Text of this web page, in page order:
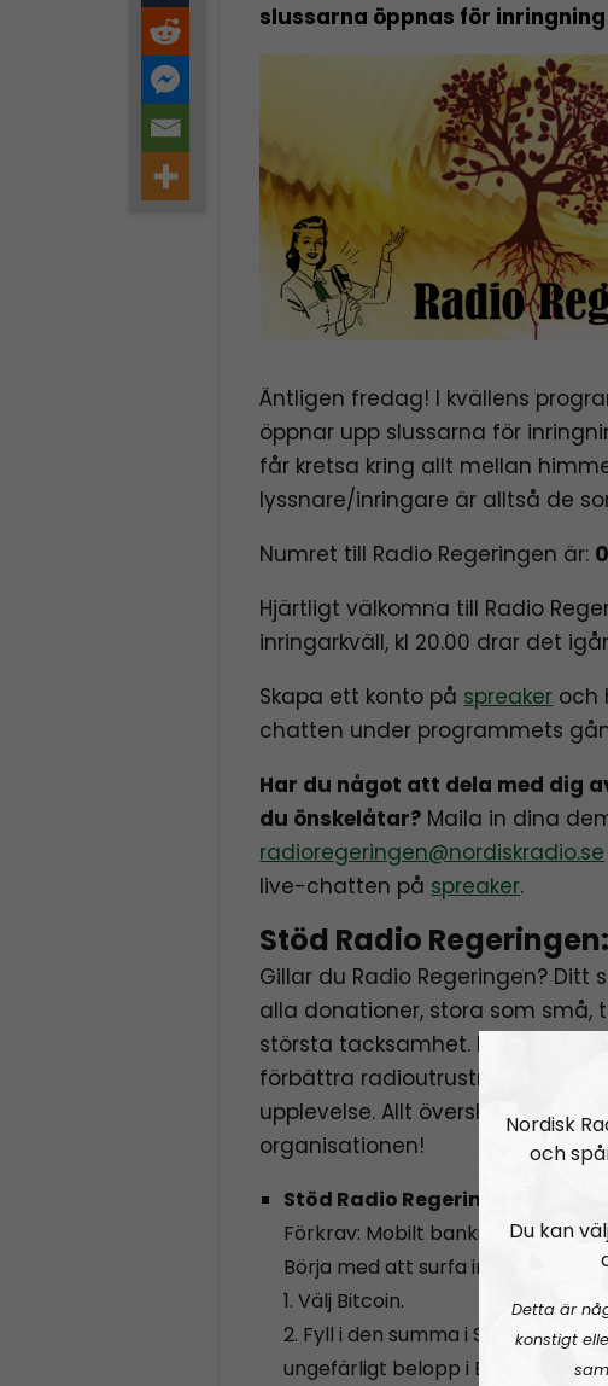
slussarna öppnas för
Äntligen fredag! I kvällens
öppnar upp slussarna för
får kretsa kring allt mellan
lyssnare/inringare är alltså de
Numret till Radio Regeringen är:
Hjärtligt välkomna till Radio
inringarkväll, kl 20.00 drar det
Skapa ett konto på spreaker och
chatten under programmets
Har du något att dela med dig
du önskelåtar? Maila in dina
radioregeringen@nordiskradio.se
live-chatten på spreaker.
Stöd Radio Regeringen:
Gillar du Radio Regeringen? Ditt
alla donationer, stora som små,
största tacksamhet. Pengarna
förbättra radioutrustningen och
upplevelse. Allt överskott går
organisationen!
Stöd Radio Regeringen genom
Förkrav: Mobilt bankid, Swish
Börja med att surfa in på:
1. Välj Bitcoin.
2. Fyll i den summa i SEK du vill
ungefärligt belopp i BTC i rutan
Nordisk
och
Du kan
Detta är
konstigt